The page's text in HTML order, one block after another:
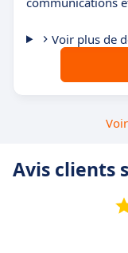
Voir plus de
Avis clients